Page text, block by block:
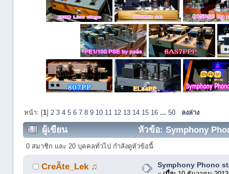
หน้า: [1]2 3 4 5 6 7 8 9 10 11 12 13 14 15 16 ...50 ลงล่าง
ผู้เขียน หัวข้อ: Symphony
0 สมาชิก และ 20 บุคคลทั่วไป กำลังดูหัวข้อนี้
CreÃte_Lek ♫ Symphony Phono